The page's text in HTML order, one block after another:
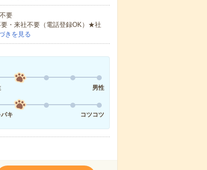
要
・来社不要（電話登録OK）★社
きを見る
男性
キ
コツコツ